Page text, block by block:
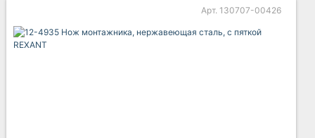
Арт. 130707-00426